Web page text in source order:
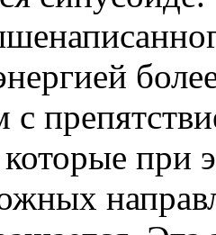
с
при